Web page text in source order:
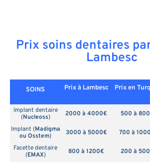
Prix soins dentaires
Lambesc
SOINS Prix à Lambesc Prix en
Implant dentaire
(Nucleoss) 2000 à 4000€ 500 à
Implant (Madigma
ou Osstem) 3000 à 5000€ 700 à
Facette dentaire
(EMAX) 800 à 1200€ 200 à